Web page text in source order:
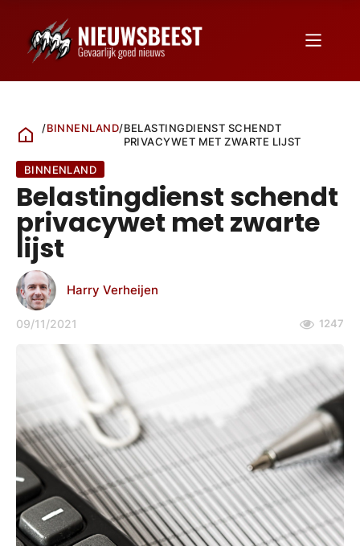
/BINNENLAND/BELASTINGDIENST SCHENDT
PRIVACYWET MET ZWARTE LIJST
BINNENLAND
Belastingdienst schendt
privacywet met zwarte
lijst
Harry Verheijen
09/11/2021 1247